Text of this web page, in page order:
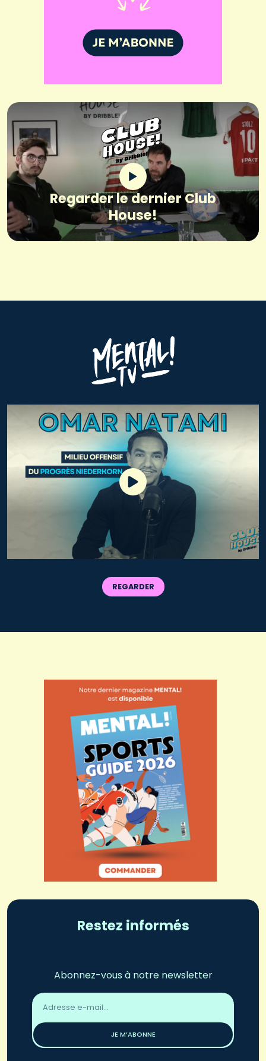
Regarder le dernier Club
House!
REGARDER
Restez informés
Abonnez-vous à notre newsletter
Adresse
email
JE M’ABONNE